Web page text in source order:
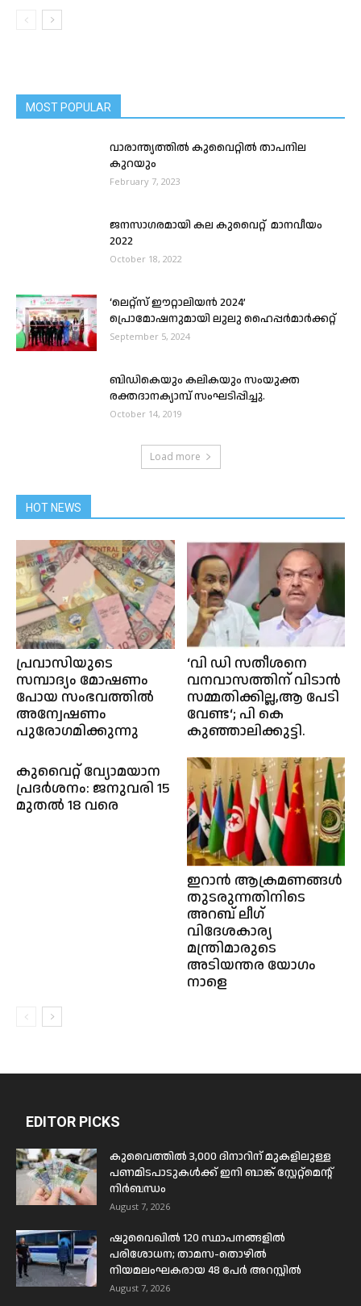
MOST POPULAR
വാരാന്ത്യത്തിൽ കുവൈറ്റിൽ താപനില
കുറയും
February 7, 2023
ജനസാഗരമായി കല കുവൈറ്റ് മാനവീയം
2022
October 18, 2022
‘ലെറ്റ്സ് ഈറ്റാലിയൻ 2024’
പ്രൊമോഷനുമായി ലുലു ഹൈപ്പർമാർക്കറ്റ്
September 5, 2024
ബിഡികെയും കലികയും സംയുക്ത
രക്തദാനക്യാമ്പ് സംഘടിപ്പിച്ചു.
October 14, 2019
Load more
HOT NEWS
പ്രവാസിയുടെ
സമ്പാദ്യം മോഷണം
പോയ സംഭവത്തിൽ
അന്വേഷണം
പുരോഗമിക്കുന്നു
‘വി ഡി സതീശനെ
വനവാസത്തിന് വിടാന്‍
സമ്മതിക്കില്ല,ആ പേടി
വേണ്ട‘; പി കെ
കുഞ്ഞാലിക്കുട്ടി.
കുവൈറ്റ് വ്യോമയാന
പ്രദർശനം: ജനുവരി 15
മുതൽ 18 വരെ
ഇറാൻ ആക്രമണങ്ങൾ
തുടരുന്നതിനിടെ
അറബ് ലീഗ്
വിദേശകാര്യ
മന്ത്രിമാരുടെ
അടിയന്തര യോഗം
നാളെ
EDITOR PICKS
കുവൈത്തിൽ 3,000 ദിനാറിന് മുകളിലുള്ള
പണമിടപാടുകൾക്ക് ഇനി ബാങ്ക് സ്റ്റേറ്റ്മെന്റ്
നിർബന്ധം
August 7, 2026
ഷുവൈഖിൽ 120 സ്ഥാപനങ്ങളിൽ
പരിശോധന; താമസ-തൊഴിൽ
നിയമലംഘകരായ 48 പേർ അറസ്റ്റിൽ
August 7, 2026